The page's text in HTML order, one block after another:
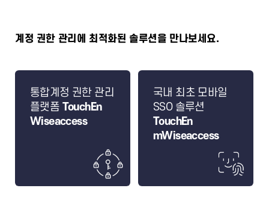
계정 권한 관리에 최적화된 솔루션을 만나보세요.
통합계정 권한 관리
플랫폼 TouchEn
Wiseaccess
국내 최초 모바일
SSO 솔루션
TouchEn
mWiseaccess